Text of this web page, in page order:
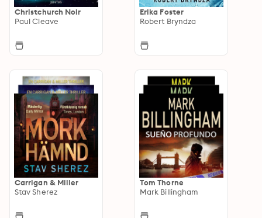
Christchurch Noir
Paul Cleave
Erika Foster
Robert Bryndza
Carrigan & Miller
Stav Sherez
Tom Thorne
Mark Billingham